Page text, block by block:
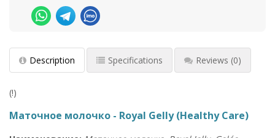
Description Specifications Reviews (0)
(!)
Маточное молочко - Royal Gelly (Healthy Care)